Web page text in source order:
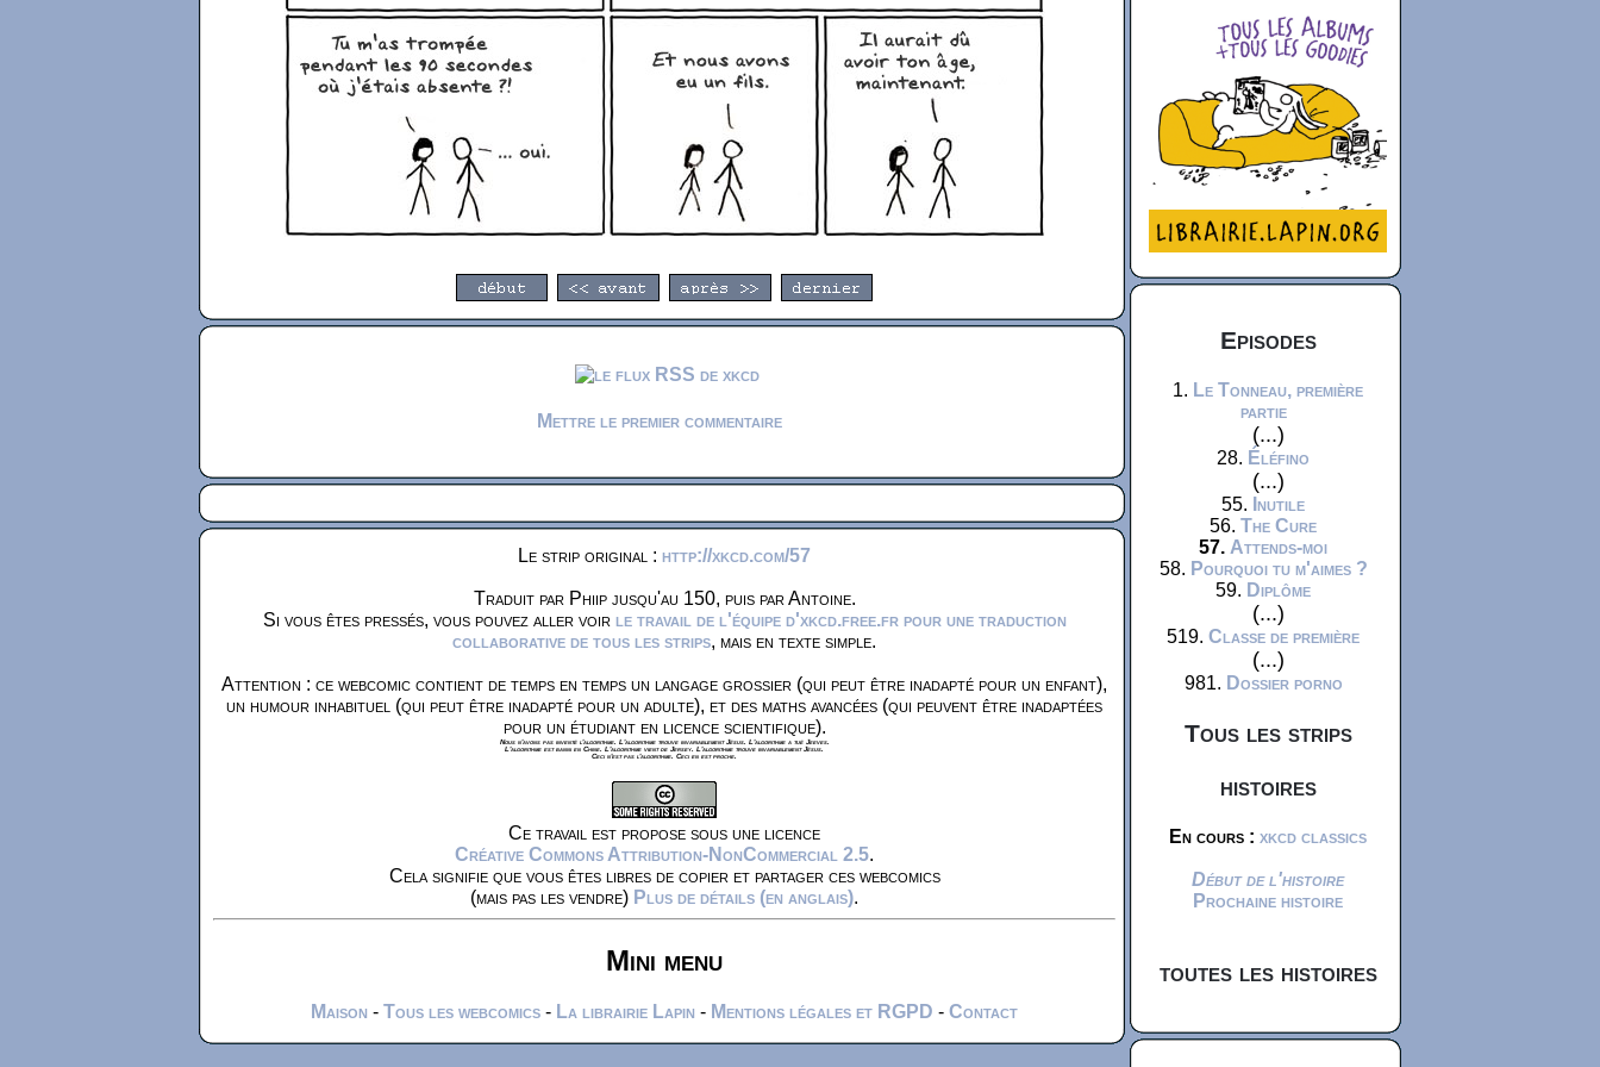
Mettre le premier commentaire
Le strip original : http://xkcd.com/57
Traduit par Phiip jusqu'au 150, puis par Antoine.
Si vous êtes pressés, vous pouvez aller voir le travail de l'équipe d'xkcd.free.fr pour une traduction
collaborative de tous les strips, mais en texte simple.
Attention : ce webcomic contient de temps en temps un langage grossier (qui peut être inadapté pour un enfant),
un humour inhabituel (qui peut être inadapté pour un adulte), et des maths avancées (qui peuvent être inadaptées
pour un étudiant en licence scientifique).
Nous n'avons pas inventé l'algorithme. L'algorithme trouve invariablement Jésus. L'algorithme a tué Jeeves.
L'algorithme est banni en Chine. L'algorithme vient de Jersey. L'algorithme trouve invariablement Jésus.
Ceci n'est pas l'algorithme. Ceci en est proche.
Ce travail est propose sous une licence
Créative Commons Attribution-NonCommercial 2.5.
Cela signifie que vous êtes libres de copier et partager ces webcomics
(mais pas les vendre) Plus de détails (en anglais).
Mini menu
Maison - Tous les webcomics - La librairie Lapin - Mentions légales et RGPD - Contact
Episodes
1. Le Tonneau, première
partie
(...)
28. Éléfino
(...)
55. Inutile
56. The Cure
57. Attends-moi
58. Pourquoi tu m'aimes ?
59. Diplôme
(...)
519. Classe de première
(...)
981. Dossier porno
Tous les strips
histoires
En cours : xkcd classics
Début de l'histoire
Prochaine histoire
toutes les histoires